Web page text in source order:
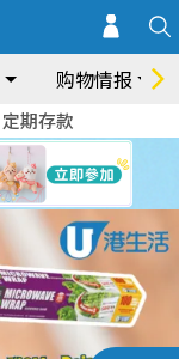
购物情报
定期存款